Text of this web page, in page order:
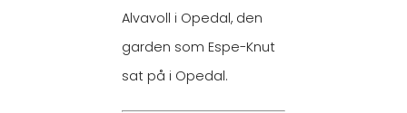
Alvavoll i Opedal, den
garden som Espe-Knut
sat på i Opedal.